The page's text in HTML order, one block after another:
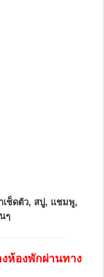
เช็ดตัว, สบู่, แชมพู,
ๆ
ห้องพักผ่านทาง